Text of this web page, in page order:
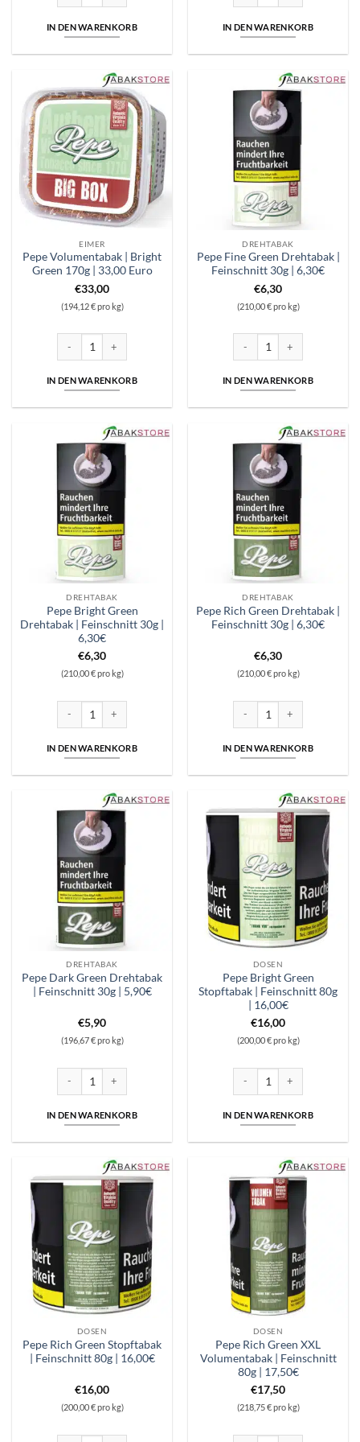
IN DEN WARENKORB IN DEN WARENKORB
EIMER
Pepe Volumentabak | Bright
Green 170g | 33,00 Euro
€33,00
(194,12 € pro kg)
Pepe Volumentabak | Bright Green 170g | 33,00 Euro Menge
IN DEN WARENKORB
DREHTABAK
Pepe Fine Green Drehtabak |
Feinschnitt 30g | 6,30€
€6,30
(210,00 € pro kg)
Pepe Fine Green Drehtabak
IN DEN WARENKORB
DREHTABAK
Pepe Bright Green
Drehtabak | Feinschnitt 30g |
6,30€
€6,30
(210,00 € pro kg)
IN DEN WARENKORB
DREHTABAK
Pepe Rich Green Drehtabak |
Feinschnitt 30g | 6,30€
€6,30
(210,00 € pro kg)
IN DEN WARENKORB
DREHTABAK
Pepe Dark Green Drehtabak
| Feinschnitt 30g | 5,90€
€5,90
(196,67 € pro kg)
IN DEN WARENKORB
DOSEN
Pepe Bright Green
Stopftabak | Feinschnitt 80g
| 16,00€
€16,00
(200,00 € pro kg)
IN DEN WARENKORB
DOSEN
Pepe Rich Green Stopftabak
| Feinschnitt 80g | 16,00€
€16,00
(200,00 € pro kg)
DOSEN
Pepe Rich Green XXL
Volumentabak | Feinschnitt
80g | 17,50€
€17,50
(218,75 € pro kg)